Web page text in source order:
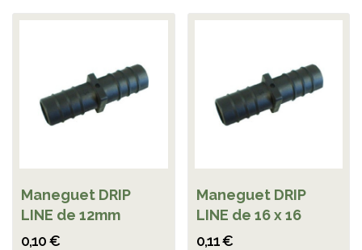
Maneguet DRIP
LINE de 12mm
0,10 €
Maneguet DRIP
LINE de 16 x 16
0,11 €